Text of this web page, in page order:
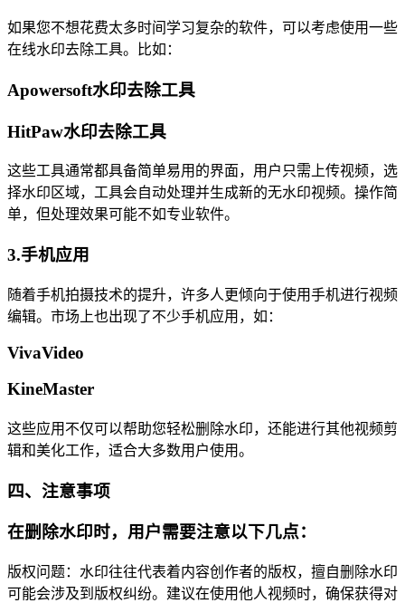
如果您不想花费太多时间学习复杂的软件，可以考虑使用一些
在线水印去除工具。比如：
Apowersoft水印去除工具
HitPaw水印去除工具
这些工具通常都具备简单易用的界面，用户只需上传视频，选
择水印区域，工具会自动处理并生成新的无水印视频。操作简
单，但处理效果可能不如专业软件。
3.手机应用
随着手机拍摄技术的提升，许多人更倾向于使用手机进行视频
编辑。市场上也出现了不少手机应用，如：
VivaVideo
KineMaster
这些应用不仅可以帮助您轻松删除水印，还能进行其他视频剪
辑和美化工作，适合大多数用户使用。
四、注意事项
在删除水印时，用户需要注意以下几点：
版权问题：水印往往代表着内容创作者的版权，擅自删除水印
可能会涉及到版权纠纷。建议在使用他人视频时，确保获得对